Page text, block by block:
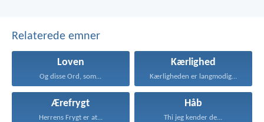
Relaterede emner
Loven
Og disse Ord, som...
Kærlighed
Kærligheden er langmodig, er...
Ærefrygt
Herrens Frygt er at...
Håb
Thi jeg kender de...